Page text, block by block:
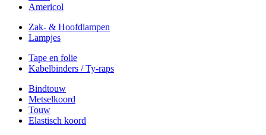
Americol
Zak- & Hoofdlampen
Lampjes
Tape en folie
Kabelbinders / Ty-raps
Bindtouw
Metselkoord
Touw
Elastisch koord